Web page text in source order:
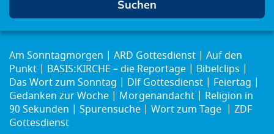
Am Sonntagmorgen ARD Gottesdienst
Auf den
Punkt
BASIS:KIRCHE – die Reportage
Bibelclips
Das Wort zum Sonntag
Dlf Gottesdienst
Feiertag
Gedanken zur Woche
Morgenandacht
Religion in
90 Sekunden
Spurensuche Wort zum Tage
ZDF
Gottesdienst